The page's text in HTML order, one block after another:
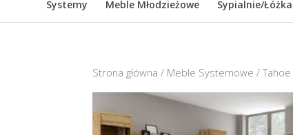
Systemy Meble Młodzieżowe Sypialnie/Łóżka
Strona główna / Meble Systemowe /Tahoe